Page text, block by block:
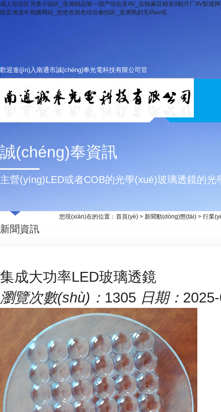
成人综合区另类小说区_亚洲精品第一国产综合亚AV_在线麻豆精东9制片厂AV影
线亚洲成年视频网站_悠悠色就色综合偷拍区_亚洲熟妇无码av在
歡迎進(jìn)入南通市誠(chéng)奉光電科技有限公司官
誠(chéng)奉資訊
主營(yíng)LED或者COB的光學(xué)玻璃透鏡的光
新聞資訊
您現(xiàn)在的位置： 首頁(yè) > 新聞動(dòng)態(tài) > 行業
集成大功率LED玻璃透鏡
瀏覽次數(shù)： 1305 日期：